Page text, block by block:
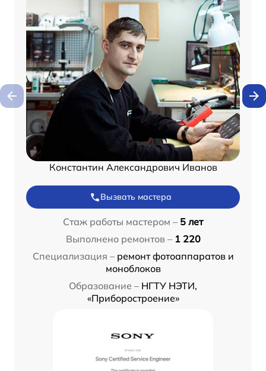
Константин Александрович Иванов
Вызвать мастера
Стаж работы мастером – 5 лет
Выполнено ремонтов – 1 220
Специализация – ремонт фотоаппаратов и
моноблоков
Образование – НГТУ НЭТИ,
«Приборостроение»